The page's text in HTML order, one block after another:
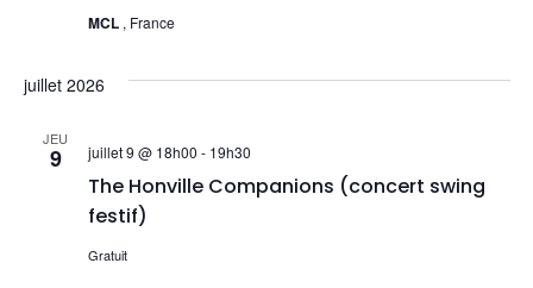
MCL , France
juillet 2026
JEU
9
The Honville Companions (concert swing
festif)
juillet 9 @ 18h00 - 19h30
Gratuit